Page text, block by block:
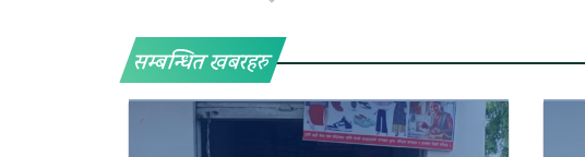
सम्बन्धित खबरहरु